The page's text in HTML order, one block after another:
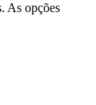
As opções